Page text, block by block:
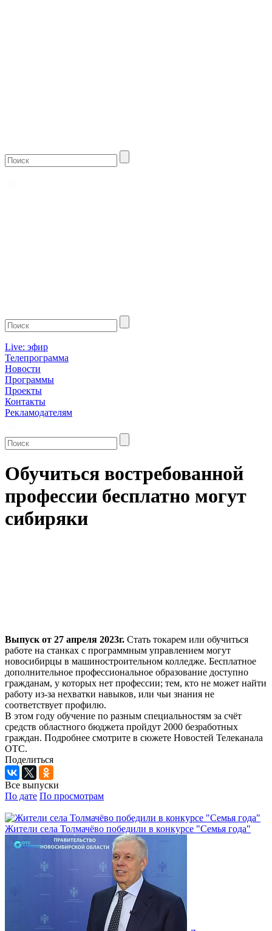
Live: эфир
Телепрограмма
Новости
Программы
Проекты
Контакты
Рекламодателям
Обучиться востребованной
профессии бесплатно могут
сибиряки
Выпуск от 27 апреля 2023г. Стать токарем или обучиться
работе на станках с программным управлением могут
новосибирцы в машиностроительном колледже. Бесплатное
дополнительное профессиональное образование доступно
гражданам, у которых нет профессии; тем, кто не может найти
работу из-за нехватки навыков, или чьи знания не
соответствует профилю.
В этом году обучение по разным специальностям за счёт
средств областного бюджета пройдут 2000 безработных
граждан. Подробнее смотрите в сюжете Новостей Телеканала
ОТС.
Поделиться
Все выпуски
По дате По просмотрам
Жители села Толмачёво победили в конкурсе "Семья года"